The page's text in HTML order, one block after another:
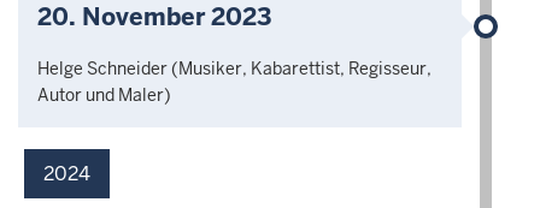
20. November 2023
Helge Schneider (Musiker, Kabarettist, Regisseur,
Autor und Maler)
2024